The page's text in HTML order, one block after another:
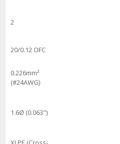
2
20/0.12 OFC
0.226mm²
(#24AWG)
1.6Ø (0.063")